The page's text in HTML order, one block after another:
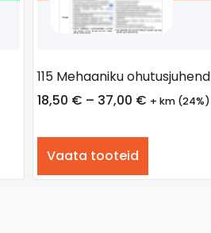
115 Mehaaniku ohutusjuhend
18,50 € – 37,00 € + km (24%)
Vaata tooteid